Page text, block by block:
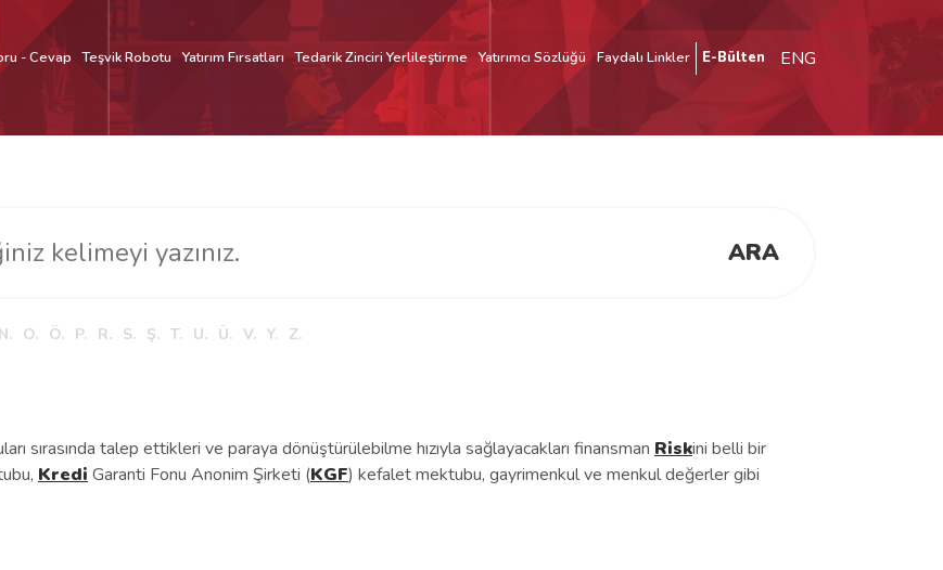
- Cevap Teşvik Robotu Yatırım Fırsatları Tedarik Zinciri Yerlileştirme Yatırımcı Sözlüğü Faydalı Linkler E-Bülten ENG
ARA
N. O. Ö. P. R. S. Ş. T. U. Ü. V. Y. Z.
sırasında talep ettikleri ve paraya dönüştürülebilme hızıyla sağlayacakları finansman Riskini belli bir
Kredi Garanti Fonu Anonim Şirketi (KGF) kefalet mektubu, gayrimenkul ve menkul değerler gibi